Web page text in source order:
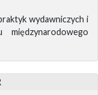
wydawniczych i